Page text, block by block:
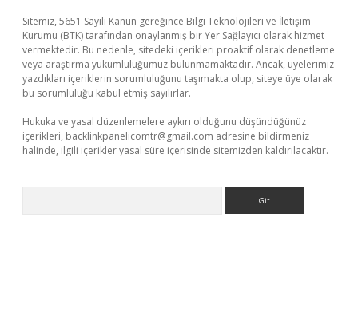
Sitemiz, 5651 Sayılı Kanun gereğince Bilgi Teknolojileri ve İletişim
Kurumu (BTK) tarafından onaylanmış bir Yer Sağlayıcı olarak hizmet
vermektedir. Bu nedenle, sitedeki içerikleri proaktif olarak denetleme
veya araştırma yükümlülüğümüz bulunmamaktadır. Ancak, üyelerimiz
yazdıkları içeriklerin sorumluluğunu taşımakta olup, siteye üye olarak
bu sorumluluğu kabul etmiş sayılırlar.
Hukuka ve yasal düzenlemelere aykırı olduğunu düşündüğünüz
içerikleri, backlinkpanelicomtr@gmail.com adresine bildirmeniz
halinde, ilgili içerikler yasal süre içerisinde sitemizden kaldırılacaktır.